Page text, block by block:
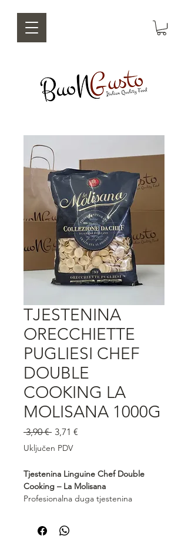
TJESTENINA
ORECCHIETTE
PUGLIESI CHEF
DOUBLE
COOKING LA
MOLISANA 1000G
3,90 € Redovna
cijena
3,71 €
Uključen PDV
Tjestenina Linguine Chef Double
Cooking – La Molisana
Profesionalna duga tjestenina
cooking” pripremu, idealna za
ugostiteljstvo i catering. Linguine La